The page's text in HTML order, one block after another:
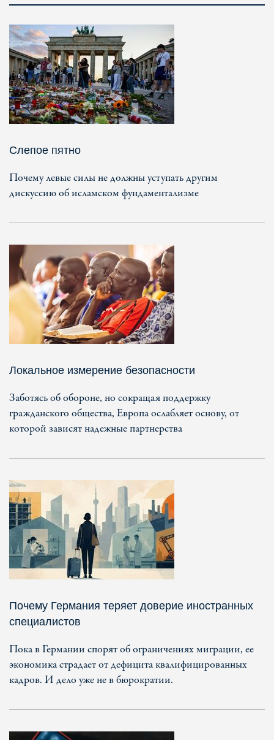
Слепое пятно
Почему левые силы не должны уступать другим
дискуссию об исламском фундаментализме
Локальное измерение безопасности
Заботясь об обороне, но сокращая поддержку
гражданского общества, Европа ослабляет основу, от
которой зависят надежные партнерства
Почему Германия теряет доверие иностранных
специалистов
Пока в Германии спорят об ограничениях миграции, ее
экономика страдает от дефицита квалифицированных
кадров. И дело уже не в бюрократии.